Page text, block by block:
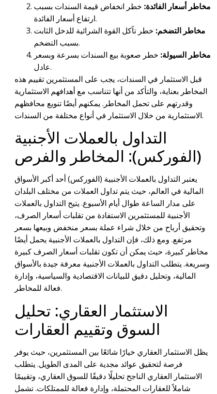
مخاطر أسعار الفائدة: خطر انخفاض قيمة السندات بسبب
ارتفاع أسعار الفائدة.
مخاطر التضخم: خطر تآكل القوة الشرائية للدخل الثابت
بسبب التضخم.
مخاطر السيولة: خطر صعوبة بيع السندات بسرعة وبسعر
عادل.
قبل الاستثمار في السندات، يجب على المستثمرين تقييم هذه
المخاطر بعناية، والتأكد من أنها تتناسب مع أهدافهم الاستثمارية
وقدرتهم على تحمل المخاطر. يمكنهم أيضًا تنويع محافظهم
الاستثمارية من خلال الاستثمار في أنواع مختلفة من السندات.
التداول بالعملات الأجنبية
(الفوركس): المخاطر والفرص
يعتبر التداول بالعملات الأجنبية (الفوركس) أحد أكبر الأسواق
المالية في العالم، حيث يتم تداول العملات من مختلف البلدان
على مدار الساعة طوال أيام الأسبوع. يتيح التداول بالعملات
الأجنبية للمستثمرين الاستفادة من تقلبات أسعار الصرف،
وتحقيق أرباح من خلال شراء عملة بسعر منخفض وبيعها بسعر
مرتفع. ومع ذلك، فإن التداول بالعملات الأجنبية يحمل أيضًا
مخاطر كبيرة، حيث يمكن أن تكون تقلبات أسعار الصرف كبيرة
وسريعة. يتطلب التداول بالعملات الأجنبية معرفة جيدة بالأسواق
المالية، وتحليل دقيق للبيانات الاقتصادية والسياسية، وإدارة
فعالة للمخاطر.
الاستثمار العقاري: تحليل
السوق وتقييم العقارات
يظل الاستثمار العقاري خيارًا شائعًا بين المستثمرين، حيث يوفر
فرصة لتحقيق عوائد مجدية على المدى الطويل. يتطلب
الاستثمار العقاري الناجح تحليلًا دقيقًا للسوق العقاري، وتقييمًا
شاملاً للعقارات المحتملة، وإدارة فعالة للممتلكات. تشمل